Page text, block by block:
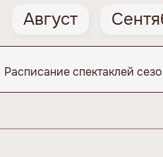
Август
Расписание спектаклей